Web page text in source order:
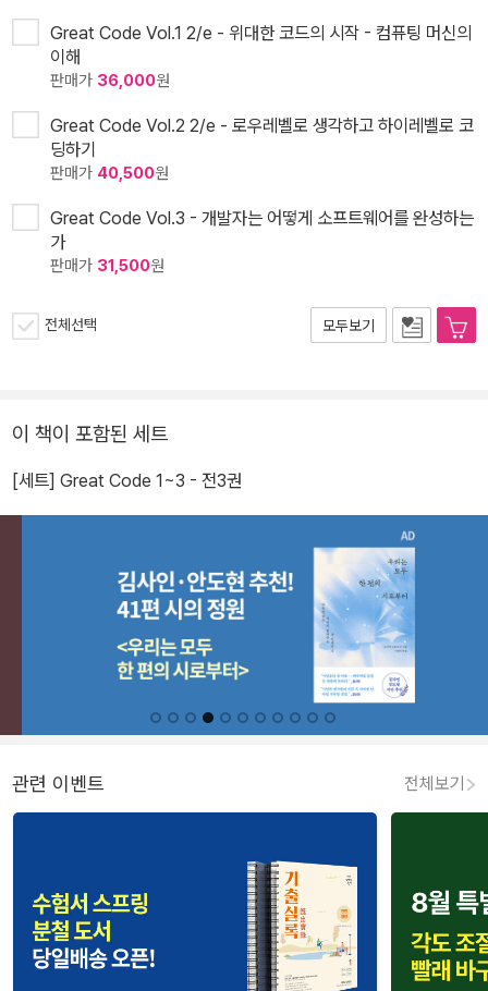
Great Code Vol.1 2/e - 위대한 코드의 시작 - 컴퓨팅 머신의
이해
판매가 36,000원
Great Code Vol.2 2/e - 로우레벨로 생각하고 하이레벨로 코
딩하기
판매가 40,500원
Great Code Vol.3 - 개발자는 어떻게 소프트웨어를 완성하는
가
판매가 31,500원
전체선택 모두보기
이 책이 포함된 세트
[세트] Great Code 1~3 - 전3권
관련 이벤트 전체보기